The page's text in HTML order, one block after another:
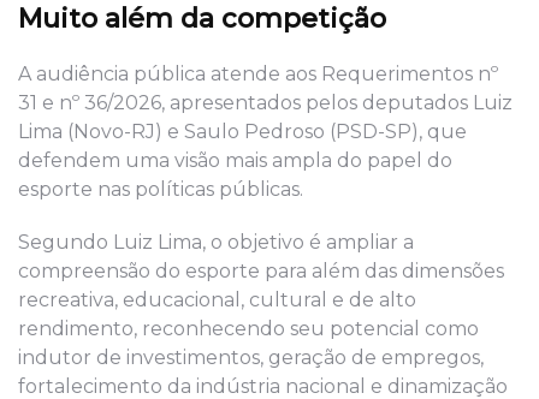
Muito além da competição
A audiência pública atende aos Requerimentos nº
31 e nº 36/2026, apresentados pelos deputados Luiz
Lima (Novo-RJ) e Saulo Pedroso (PSD-SP), que
defendem uma visão mais ampla do papel do
esporte nas políticas públicas.
Segundo Luiz Lima, o objetivo é ampliar a
compreensão do esporte para além das dimensões
recreativa, educacional, cultural e de alto
rendimento, reconhecendo seu potencial como
indutor de investimentos, geração de empregos,
fortalecimento da indústria nacional e dinamização